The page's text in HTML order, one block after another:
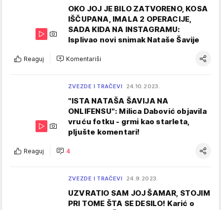
OKO JOJ JE BILO ZATVORENO, KOSA
IŠČUPANA, IMALA 2 OPERACIJE,
SADA KIDA NA INSTAGRAMU:
Isplivao novi snimak Nataše Šavije
Reaguj Komentariši
ZVEZDE I TRAČEVI 24.10.2023.
"ISTA NATAŠA ŠAVIJA NA
ONLIFENSU": Milica Dabović objavila
vruću fotku - grmi kao starleta,
pljušte komentari!
Reaguj 4
ZVEZDE I TRAČEVI 24.9.2023.
UZVRATIO SAM JOJ ŠAMAR, STOJIM
PRI TOME ŠTA SE DESILO! Karić o